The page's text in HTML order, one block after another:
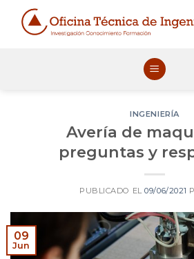
INGENIERÍA
Avería de
preguntas y
PUBLICADO EL09/06/2021
09
Jun